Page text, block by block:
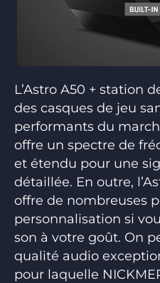
L’Astro A50 + station
des casques de jeu
performants du
offre un spectre de
et étendu pour une
détaillée. En outre,
offre de nombreuses
personnalisation si
son à votre goût. On
qualité audio
pour laquelle